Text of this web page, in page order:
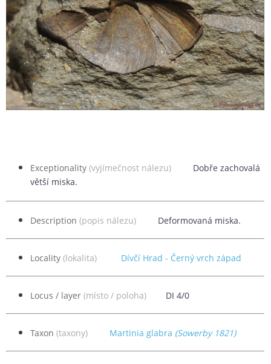
Exceptionality (vyjímečnost nálezu) Dobře zachovalá
větší miska.
Description (popis nálezu) Deformovaná miska.
Locality (lokalita) Dívčí Hrad - Černý vrch západ
Locus / layer (místo / poloha) DI 4/0
Taxon (taxony) Martinia glabra (Sowerby 1821)